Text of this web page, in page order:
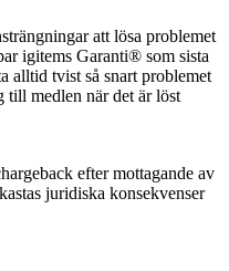
att lösa problemet
igitems Garanti® som sista
alltid tvist så snart problemet
till medlen när det är löst
efter mottagande av
juridiska konsekvenser